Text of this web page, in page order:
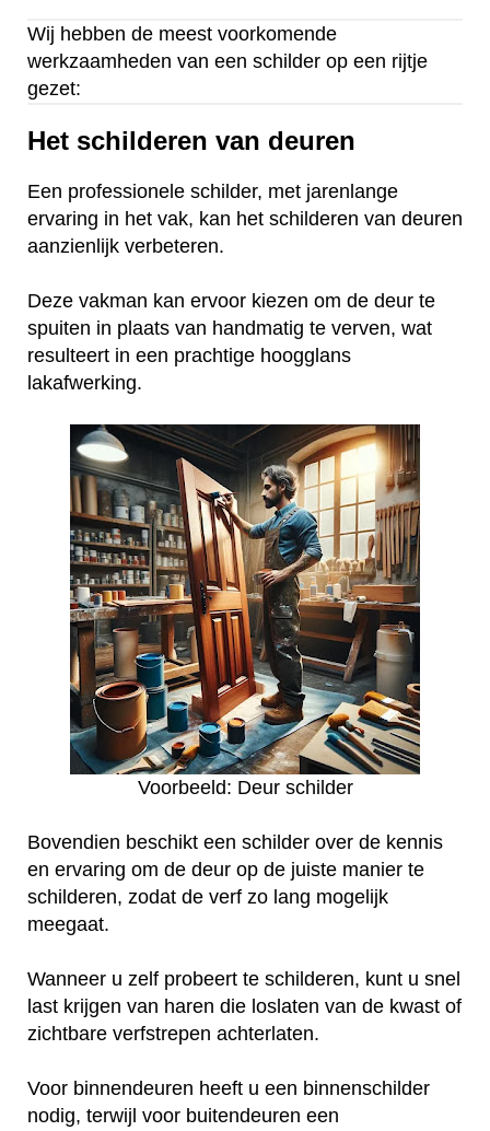
Wij hebben de meest voorkomende
werkzaamheden van een schilder op een rijtje
gezet:
Het schilderen van deuren
Een professionele schilder, met jarenlange
ervaring in het vak, kan het schilderen van deuren
aanzienlijk verbeteren.
Deze vakman kan ervoor kiezen om de deur te
spuiten in plaats van handmatig te verven, wat
resulteert in een prachtige hoogglans
lakafwerking.
Voorbeeld: Deur schilder
Bovendien beschikt een schilder over de kennis
en ervaring om de deur op de juiste manier te
schilderen, zodat de verf zo lang mogelijk
meegaat.
Wanneer u zelf probeert te schilderen, kunt u snel
last krijgen van haren die loslaten van de kwast of
zichtbare verfstrepen achterlaten.
Voor binnendeuren heeft u een binnenschilder
nodig, terwijl voor buitendeuren een